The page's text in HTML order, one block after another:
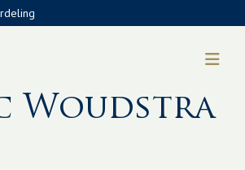
onze relaties aan het woord
Woudstra